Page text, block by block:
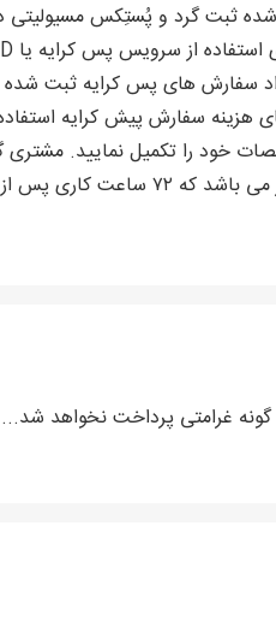
ثبت گرد و پُستِکس مسيولیتی
شده می توان به جای هزینه سفارش پیش کرایه
خود را تکمیل نمایید. مشتری
درخواست بازگشت کیف پول را داشته باشید این امر با ارسال تیکت و درخواست
غرامتی پرداخت نخواهد شد...